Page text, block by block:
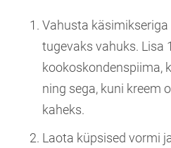
Vahusta
tugevaks vahuks. Lisa
kookoskondenspiima,
ning sega, kuni kreem
kaheks.
Laota küpsised vormi